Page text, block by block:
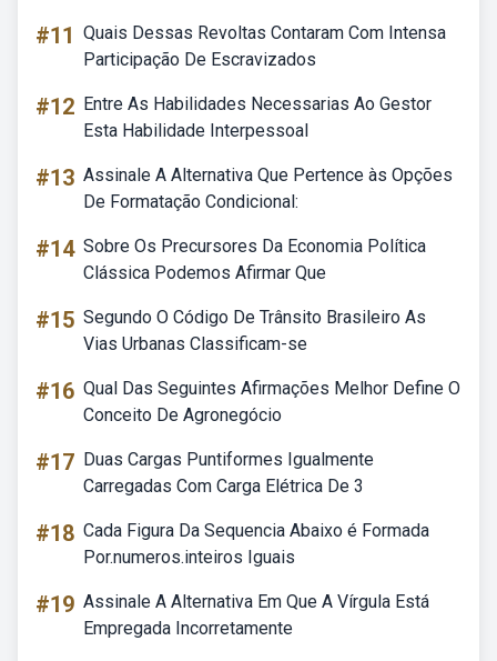
#11 Quais Dessas Revoltas Contaram Com Intensa
Participação De Escravizados
#12 Entre As Habilidades Necessarias Ao Gestor
Esta Habilidade Interpessoal
#13 Assinale A Alternativa Que Pertence às Opções
De Formatação Condicional:
#14 Sobre Os Precursores Da Economia Política
Clássica Podemos Afirmar Que
#15 Segundo O Código De Trânsito Brasileiro As
Vias Urbanas Classificam-se
#16 Qual Das Seguintes Afirmações Melhor Define O
Conceito De Agronegócio
#17 Duas Cargas Puntiformes Igualmente
Carregadas Com Carga Elétrica De 3
#18 Cada Figura Da Sequencia Abaixo é Formada
Por.numeros.inteiros Iguais
#19 Assinale A Alternativa Em Que A Vírgula Está
Empregada Incorretamente